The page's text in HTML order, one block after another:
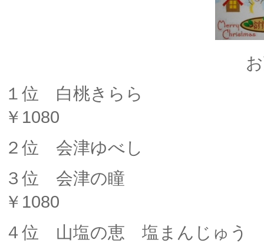
１位 白桃きらら
￥1080
２位 会津ゆべし 10
３位 会津
￥1080
４位 山塩の恵 塩まんじゅう